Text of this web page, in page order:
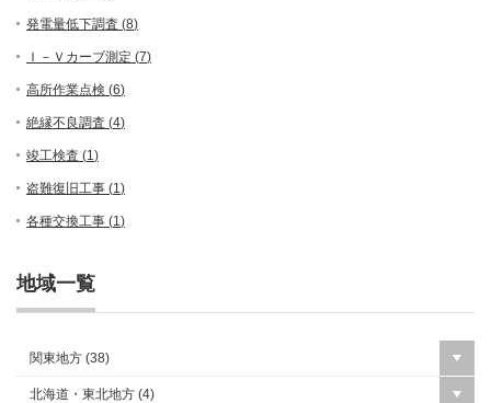
発電量低下調査 (8)
Ｉ－Ｖカーブ測定 (7)
高所作業点検 (6)
絶縁不良調査 (4)
竣工検査 (1)
盗難復旧工事 (1)
各種交換工事 (1)
地域一覧
関東地方 (38)
北海道・東北地方 (4)